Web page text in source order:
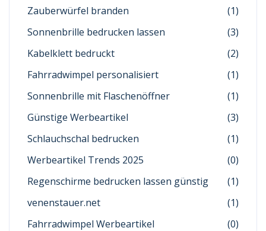
Zauberwürfel branden
(1)
Sonnenbrille bedrucken lassen
(3)
Kabelklett bedruckt
(2)
Fahrradwimpel personalisiert
(1)
Sonnenbrille mit Flaschenöffner
(1)
Günstige Werbeartikel
(3)
Schlauchschal bedrucken
(1)
Werbeartikel Trends 2025
(0)
Regenschirme bedrucken lassen günstig
(1)
venenstauer.net
(1)
Fahrradwimpel Werbeartikel
(0)